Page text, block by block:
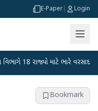
E-Paper Login
રાજ્યો માટે ભારે વરસાદની ચેતવણી
Bookmark